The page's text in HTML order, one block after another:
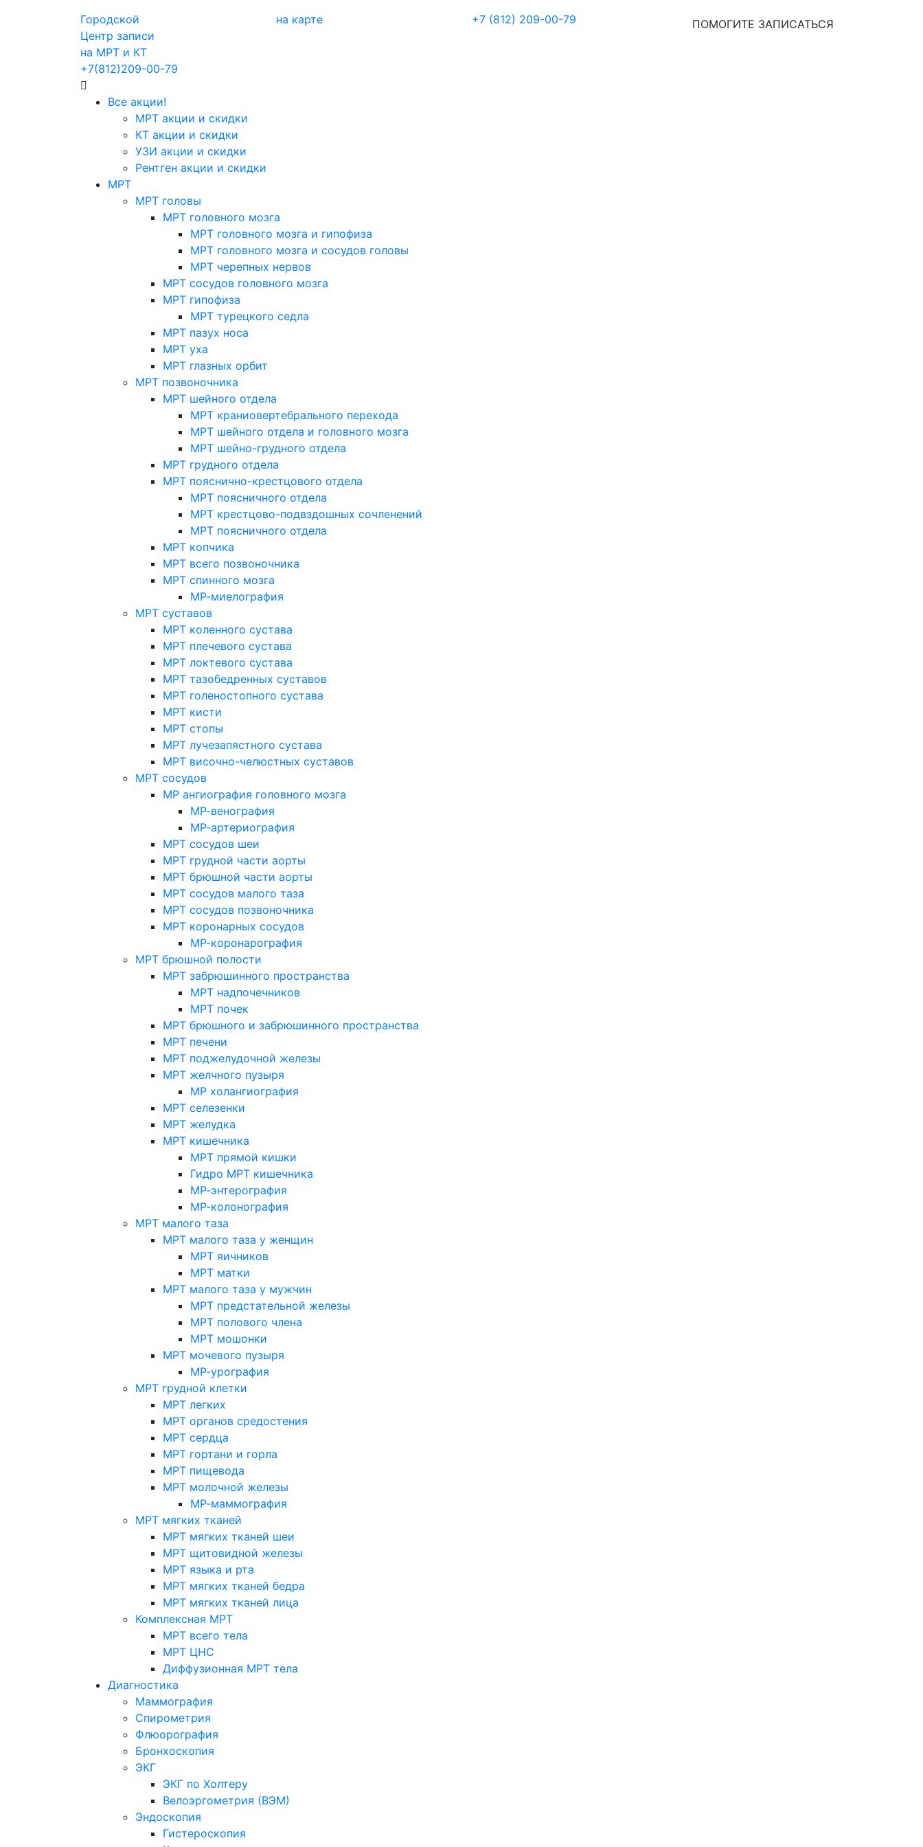
Городской
Центр записи
на МРТ и КТ
+7(812)209-00-79
на карте +7 (812) 209-00-79 ПОМОГИТЕ ЗАПИСАТЬСЯ
Все акции!
МРТ акции и скидки
КТ акции и скидки
УЗИ акции и скидки
Рентген акции и скидки
МРТ
МРТ головы
МРТ головного мозга
МРТ головного мозга и гипофиза
МРТ головного мозга и сосудов головы
МРТ черепных нервов
МРТ сосудов головного мозга
МРТ гипофиза
МРТ турецкого седла
МРТ пазух носа
МРТ уха
МРТ глазных орбит
МРТ позвоночника
МРТ шейного отдела
МРТ краниовертебрального перехода
МРТ шейного отдела и головного мозга
МРТ шейно-грудного отдела
МРТ грудного отдела
МРТ пояснично-крестцового отдела
МРТ поясничного отдела
МРТ крестцово-подвздошных сочленений
МРТ поясничного отдела
МРТ копчика
МРТ всего позвоночника
МРТ спинного мозга
МР-миелография
МРТ суставов
МРТ коленного сустава
МРТ плечевого сустава
МРТ локтевого сустава
МРТ тазобедренных суставов
МРТ голеностопного сустава
МРТ кисти
МРТ стопы
МРТ лучезапястного сустава
МРТ височно-челюстных суставов
МРТ сосудов
МР ангиография головного мозга
МР-венография
МР-артериография
МРТ сосудов шеи
МРТ грудной части аорты
МРТ брюшной части аорты
МРТ сосудов малого таза
МРТ сосудов позвоночника
МРТ коронарных сосудов
МР-коронарография
МРТ брюшной полости
МРТ забрюшинного пространства
МРТ надпочечников
МРТ почек
МРТ брюшного и забрюшинного пространства
МРТ печени
МРТ поджелудочной железы
МРТ желчного пузыря
МР холангиография
МРТ селезенки
МРТ желудка
МРТ кишечника
МРТ прямой кишки
Гидро МРТ кишечника
МР-энтерография
МР-колонография
МРТ малого таза
МРТ малого таза у женщин
МРТ яичников
МРТ матки
МРТ малого таза у мужчин
МРТ предстательной железы
МРТ полового члена
МРТ мошонки
МРТ мочевого пузыря
МР-урография
МРТ грудной клетки
МРТ легких
МРТ органов средостения
МРТ сердца
МРТ гортани и горла
МРТ пищевода
МРТ молочной железы
МР-маммография
МРТ мягких тканей
МРТ мягких тканей шеи
МРТ щитовидной железы
МРТ языка и рта
МРТ мягких тканей бедра
МРТ мягких тканей лица
Комплексная МРТ
МРТ всего тела
МРТ ЦНС
Диффузионная МРТ тела
Диагностика
Маммография
Спирометрия
Флюорография
Бронхоскопия
ЭКГ
ЭКГ по Холтеру
Велоэргометрия (ВЭМ)
Эндоскопия
Гистероскопия